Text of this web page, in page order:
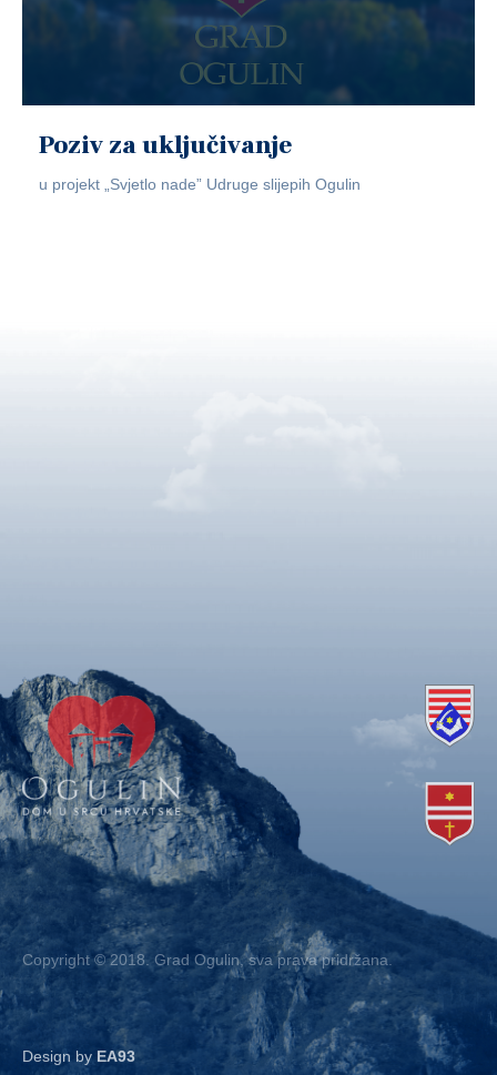
Poziv za uključivanje
u projekt „Svjetlo nade” Udruge slijepih Ogulin
Copyright © 2018. Grad Ogulin, sva prava pridržana.
Design by EA93
Kontakt